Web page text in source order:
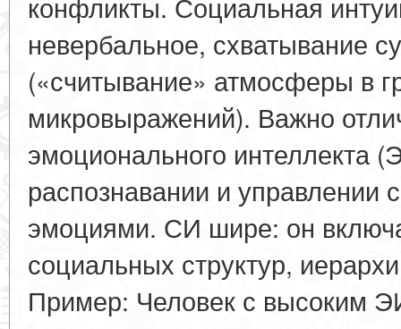
невербальное, схватывание
(«считывание» атмосферы в
микровыражений). Важно
эмоционального интеллекта
распознавании и
эмоциями. СИ шире: он
социальных структур,
Пример: Человек с высоким